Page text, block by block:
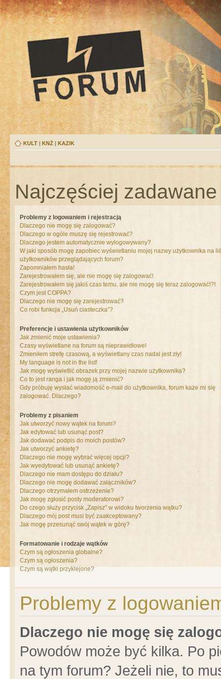
KULT | KNŻ | KAZIK
Najczęściej
Problemy z logowaniem i rejestracją
Dlaczego nie mogę się zalogować?
Dlaczego w ogóle muszę się rejestrować?
Dlaczego jestem automatycznie wylogowywany?
W jaki sposób mogę zapobiec wyświetlaniu mojej nazwy użytkownika na
użytkowników przeglądających forum?
Zapomniałem hasła!
Zarejestrowałem się, ale nie mogę się zalogować!
Zarejestrowałem się jakiś czas temu, ale nie mogę się teraz zalogować!?!
Czym jest COPPA?
Dlaczego nie mogę się zarejestrować?
Co robi funkcja „Usuń ciasteczka”?
Preferencje i ustawienia użytkowników
Jak zmienić moje ustawienia?
Czasy wyświetlane na forum są nieprawidłowe!
Zmieniłem strefę czasową, a wyświetlany czas nadal jest zły!
My language is not in the list!
Jak mogę wyświetlić obrazek przy mojej nazwie użytkownika?
Co to jest ranga i jak mogę ją zmienić?
Gdy próbuję wysłać wiadomość e-mail do użytkownika, forum każe mi się
zalogować. Dlaczego?
Problemy z pisaniem
Jak utworzyć nowy wątek na forum?
Jak edytować lub usunąć post?
Jak dodawać podpis do moich postów?
Jak utworzyć ankietę?
Dlaczego nie mogę wybrać więcej opcji?
Jak wyedytować lub usunąć ankietę?
Dlaczego nie mam dostępu do działu?
Dlaczego nie mogę dodawać załączników?
Dlaczego otrzymałem ostrzeżenie?
Jak mogę zgłosić posty moderatorowi?
Do czego służy przycisk „Zapisz” w widoku tworzenia wątku?
Dlaczego mój post musi być zaakceptowany?
Jak mogę przesunąć swój wątek w górę?
Formatowanie i rodzaje wątków
Czym są ogłoszenia globalne?
Czym są ogłoszenia?
Czym są wątki przyklejone?
Problemy z
Dlaczego nie mogę się
Powodów może być kilka. Po
na tym forum? Jeżeli nie, to